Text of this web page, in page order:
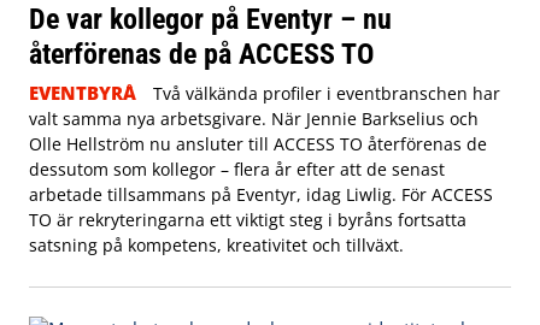
De var kollegor på Eventyr – nu
återförenas de på ACCESS TO
EVENTBYRÅ
Två välkända profiler i eventbranschen har
valt samma nya arbetsgivare. När Jennie Barkselius och
Olle Hellström nu ansluter till ACCESS TO återförenas de
dessutom som kollegor – flera år efter att de senast
arbetade tillsammans på Eventyr, idag Liwlig. För ACCESS
TO är rekryteringarna ett viktigt steg i byråns fortsatta
satsning på kompetens, kreativitet och tillväxt.